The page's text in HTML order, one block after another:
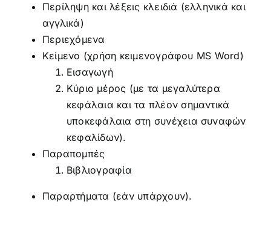
Περίληψη και λέξεις κλειδιά (ελληνικά και
αγγλικά)
Περιεχόμενα
Κείμενο (χρήση κειμενογράφου MS Word)
Εισαγωγή
Κύριο μέρος (με τα μεγαλύτερα
κεφάλαια και τα πλέον σημαντικά
υποκεφάλαια στη συνέχεια συναφών
κεφαλίδων).
Παραπομπές
Βιβλιογραφία
Παραρτήματα (εάν υπάρχουν).